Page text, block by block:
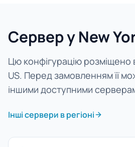
Сервер у New
Цю конфігурацію розміщено
US. Перед замовленням її
іншими доступними
Інші сервери в регіоні